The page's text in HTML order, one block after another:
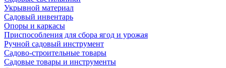
Укрывной материал
Садовый инвентарь
Опоры и каркасы
Приспособления для сбора ягод и урожая
Ручной садовый инструмент
Садово-строительные товары
Садовые товары и инструменты